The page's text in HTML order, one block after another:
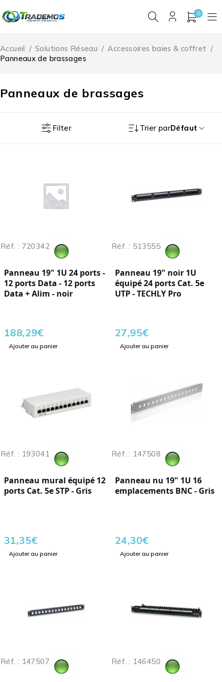
0
Panneaux de brassages
Accueil / Solutions Réseau / Accessoires baies & coffret /
Panneaux de brassages
Filter Trier parDéfaut
Réf. : 720342
Panneau 19" 1U 24 ports -
12 ports Data - 12 ports
Data + Alim - noir
188,29€
Ajouter au panier
Réf. : 513555
Panneau 19" noir 1U
équipé 24 ports Cat. 5e
UTP - TECHLY Pro
27,95€
Ajouter au panier
Réf. : 193041
Panneau mural équipé 12
ports Cat. 5e STP - Gris
31,35€
Ajouter au panier
Réf. : 147508
Panneau nu 19" 1U 16
emplacements BNC - Gris
24,30€
Ajouter au panier
Réf. : 147507 Réf. : 146450